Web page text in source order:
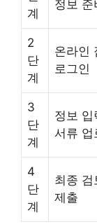
계
정보 준
2
단
계
온라인
로그인
3
단
계
정보 입
서류 업
4
단
계
최종 검
제출